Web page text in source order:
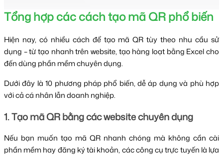
Tổng hợp các cách tạo mã QR phổ biến
Hiện nay, có nhiều cách để tạo mã QR tùy theo nhu cầu sử
dụng – từ tạo nhanh trên website, tạo hàng loạt bằng Excel cho
đến dùng phần mềm chuyên dụng.
Dưới đây là 10 phương pháp phổ biến, dễ áp dụng và phù hợp
với cả cá nhân lẫn doanh nghiệp.
1. Tạo mã QR bằng các website chuyên dụng
Nếu bạn muốn tạo mã QR nhanh chóng mà không cần cài
phần mềm hay đăng ký tài khoản, các công cụ trực tuyến là lựa